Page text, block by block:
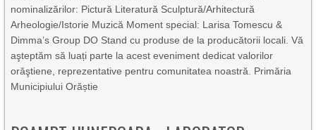
nominalizărilor: Pictură Literatură Sculptură/Arhitectură
Arheologie/Istorie Muzică Moment special: Larisa Tomescu &
Dimma’s Group DO Stand cu produse de la producătorii locali. Vă
aşteptăm să luați parte la acest eveniment dedicat valorilor
orăştiene, reprezentative pentru comunitatea noastră. Primăria
Municipiului Orăștie